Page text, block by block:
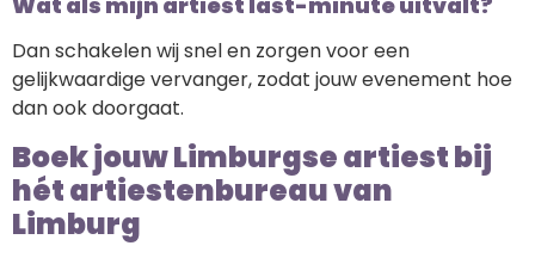
Dan schakelen wij snel en zorgen voor een
gelijkwaardige vervanger, zodat jouw evenement hoe
dan ook doorgaat.
Boek jouw Limburgse artiest bij
hét artiestenbureau van
Limburg